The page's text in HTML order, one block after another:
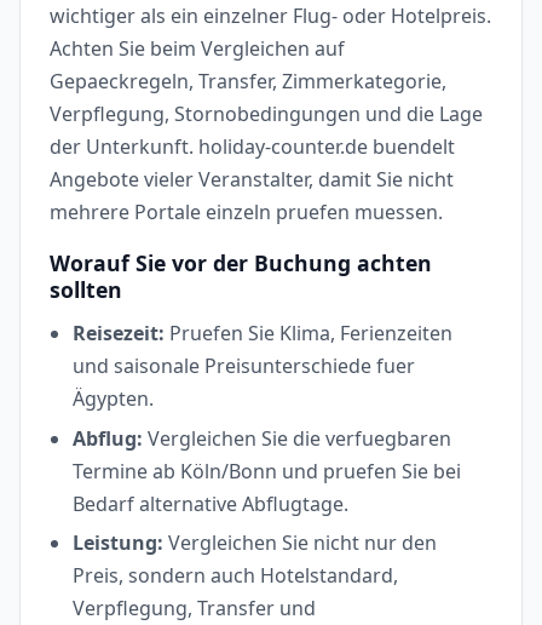
wichtiger als ein einzelner Flug- oder Hotelpreis.
Achten Sie beim Vergleichen auf
Gepaeckregeln, Transfer, Zimmerkategorie,
Verpflegung, Stornobedingungen und die Lage
der Unterkunft. holiday-counter.de buendelt
Angebote vieler Veranstalter, damit Sie nicht
mehrere Portale einzeln pruefen muessen.
Worauf Sie vor der Buchung achten
sollten
Reisezeit: Pruefen Sie Klima, Ferienzeiten
und saisonale Preisunterschiede fuer
Ägypten.
Abflug: Vergleichen Sie die verfuegbaren
Termine ab Köln/Bonn und pruefen Sie bei
Bedarf alternative Abflugtage.
Leistung: Vergleichen Sie nicht nur den
Preis, sondern auch Hotelstandard,
Verpflegung, Transfer und